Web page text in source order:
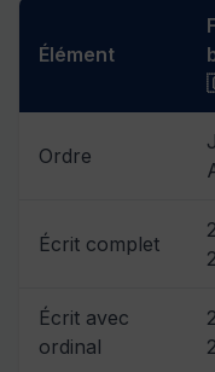
Élément
Ordre
Écrit complet
Écrit avec
ordinal